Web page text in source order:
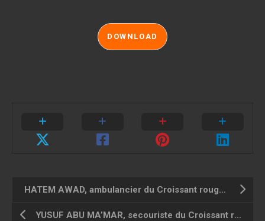
DOWNLOAD
HATEM AWAD, ambulancier du Croissant rouge palestinien
YUSUF ABU MA’MAR, secouriste du Croissant rouge palestinien